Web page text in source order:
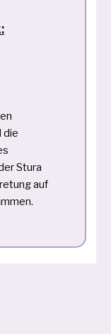
die
Stura
auf